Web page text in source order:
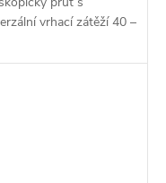
vrhací zátěží 40 –